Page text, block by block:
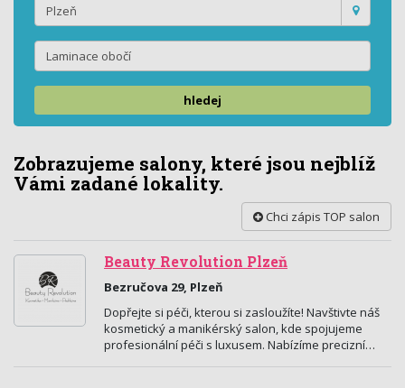
hledej
Zobrazujeme salony, které jsou nejblíž
Vámi zadané lokality.
Chci zápis TOP salon
Beauty Revolution Plzeň
Bezručova 29, Plzeň
Dopřejte si péči, kterou si zasloužíte! Navštivte náš
kosmetický a manikérský salon, kde spojujeme
profesionální péči s luxusem. Nabízíme precizní…